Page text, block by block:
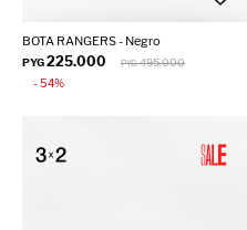
BOTA RANGERS - Negro
PYG225.000 PYG 495.000
54